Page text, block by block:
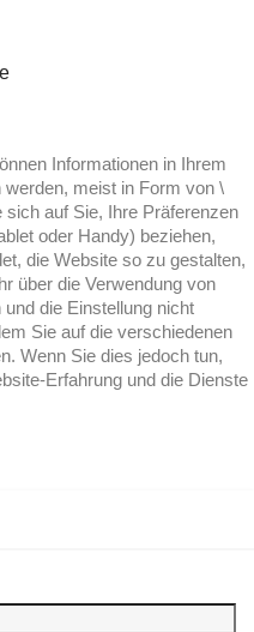
Informationen in Ihrem
meist in Form von \
auf Sie, Ihre Präferenzen
oder Handy) beziehen,
die Website so zu gestalten,
über die Verwendung von
die Einstellung nicht
Sie auf die verschiedenen
Wenn Sie dies jedoch tun,
Erfahrung und die Dienste